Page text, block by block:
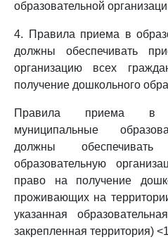
образовательной
4. Правила приема в
должны обеспечивать
организацию всех
получение дошкольного
Правила приема в
муниципальные
должны
образовательную
право на получение
проживающих на
указанная
закрепленная территория)